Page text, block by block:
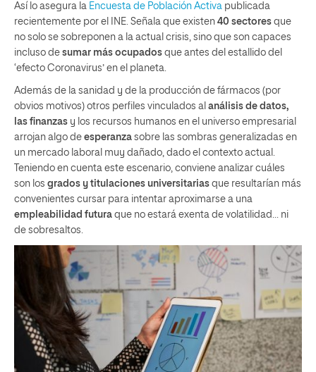
Así lo asegura la Encuesta de Población Activa publicada
recientemente por el INE. Señala que existen 40 sectores que
no solo se sobreponen a la actual crisis, sino que son capaces
incluso de sumar más ocupados que antes del estallido del
‘efecto Coronavirus’ en el planeta.
Además de la sanidad y de la producción de fármacos (por
obvios motivos) otros perfiles vinculados al análisis de datos,
las finanzas y los recursos humanos en el universo empresarial
arrojan algo de esperanza sobre las sombras generalizadas en
un mercado laboral muy dañado, dado el contexto actual.
Teniendo en cuenta este escenario, conviene analizar cuáles
son los grados y titulaciones universitarias que resultarían más
convenientes cursar para intentar aproximarse a una
empleabilidad futura que no estará exenta de volatilidad… ni
de sobresaltos.